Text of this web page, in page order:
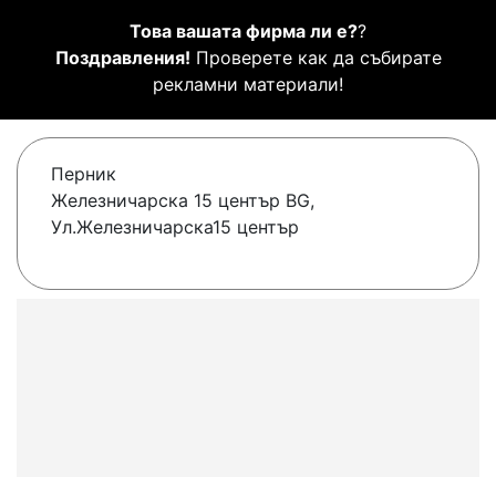
Това вашата фирма ли е??
Поздравления! Проверете как да събирате
рекламни материали!
Перник
Железничарска 15 център BG,
Ул.Железничарска15 център